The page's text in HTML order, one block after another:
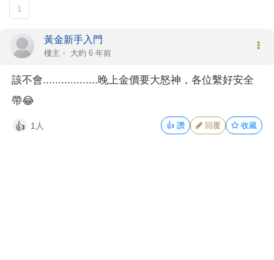
1
黃金新手入門
樓主 ・ 大約 6 年前
該不會..................晚上金價要大怒神，各位繫好安全
帶😂
👍 1人 👍 讚 回覆 收藏